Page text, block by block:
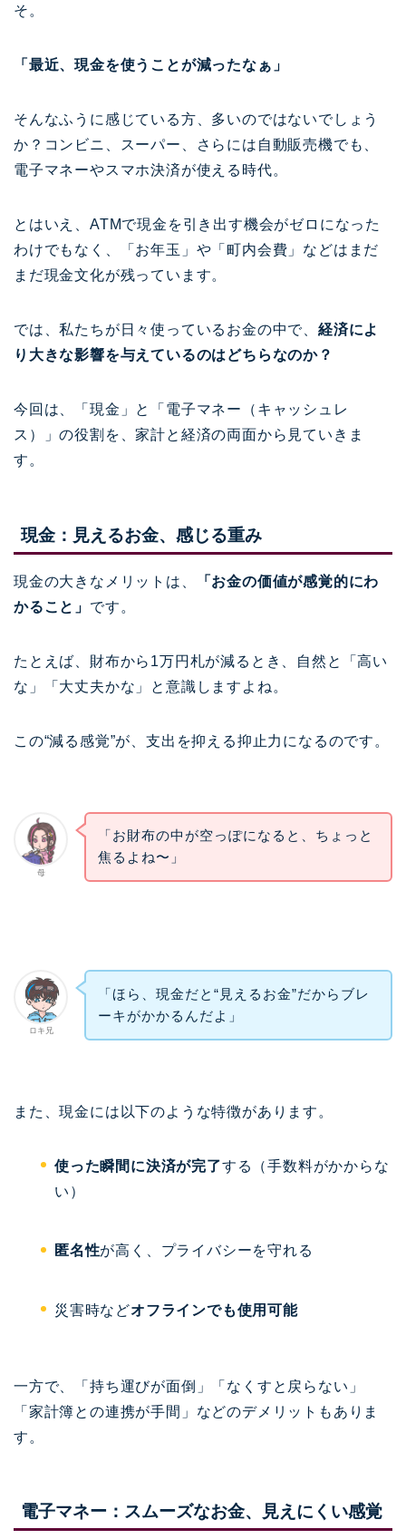
そ。
「最近、現金を使うことが減ったなぁ」
そんなふうに感じている方、多いのではないでしょう
か？コンビニ、スーパー、さらには自動販売機でも、
電子マネーやスマホ決済が使える時代。
とはいえ、ATMで現金を引き出す機会がゼロになった
わけでもなく、「お年玉」や「町内会費」などはまだ
まだ現金文化が残っています。
では、私たちが日々使っているお金の中で、 経済によ
り大きな影響を与えているのはどちらなのか？
今回は、「現金」と「電子マネー（キャッシュレ
ス）」の役割を、家計と経済の両面から見ていきま
す。
現金：見えるお金、感じる重み
現金の大きなメリットは、
「お金の価値が感覚的にわ
かること」 です。
たとえば、財布から1万円札が減るとき、自然と「高い
な」「大丈夫かな」と意識しますよね。
この“減る感覚”が、支出を抑える抑止力になるのです。
母
「お財布の中が空っぽになると、ちょっと
焦るよね〜」
ロキ兄
「ほら、現金だと“見えるお金”だからブレ
ーキがかかるんだよ」
また、現金には以下のような特徴があります。
使った瞬間に決済が完了する（手数料がかからな
い）
匿名性が高く、プライバシーを守れる
災害時などオフラインでも使用可能
一方で、「持ち運びが面倒」「なくすと戻らない」
「家計簿との連携が手間」などのデメリットもありま
す。
電子マネー：スムーズなお金、見えにくい感覚